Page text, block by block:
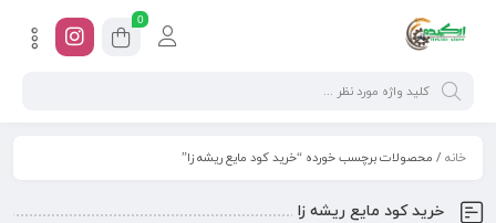
0
خانه / محصولات برچسب خورده “خرید کود مایع ریشه زا”
خرید کود مایع ریشه زا